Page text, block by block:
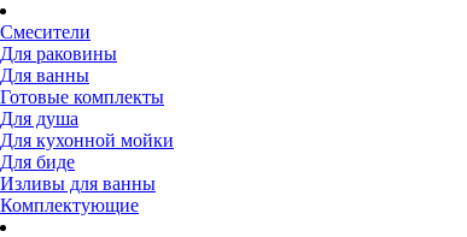
Смесители
Для раковины
Для ванны
Готовые комплекты
Для душа
Для кухонной мойки
Для биде
Изливы для ванны
Комплектующие